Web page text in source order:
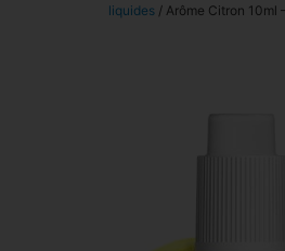
liquides / Arôme Citron 10ml